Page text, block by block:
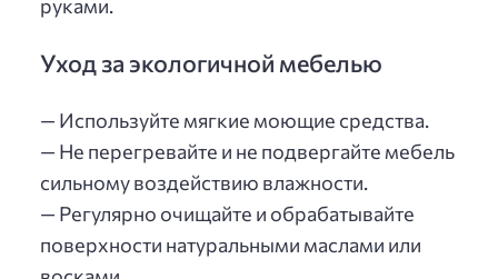
руками.
Уход за экологичной мебелью
— Используйте мягкие моющие средства.
— Не перегревайте и не подвергайте мебель
сильному воздействию влажности.
— Регулярно очищайте и обрабатывайте
поверхности натуральными маслами или